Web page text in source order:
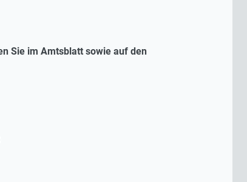
Sie im Amtsblatt sowie auf den